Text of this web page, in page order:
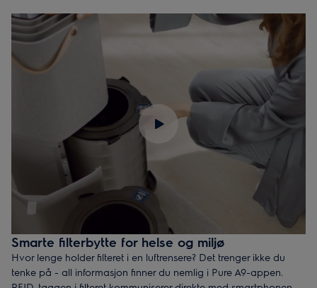
på luftbårne partikler som pollen og bakterier. Appen er
tilgjengelig for
Smarte filterbytte for helse og miljø
Hvor lenge holder filteret i en luftrensere? Det trenger ikke du
tenke på - all informasjon finner du nemlig i Pure A9-appen.